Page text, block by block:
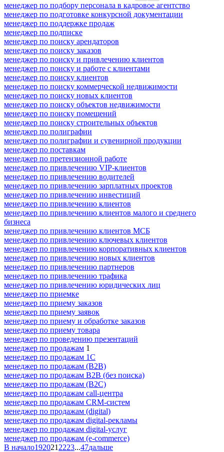
менеджер по подбору персонала в кадровое агентство
менеджер по подготовке конкурсной документации
менеджер по поддержке продаж
менеджер по подписке
менеджер по поиску арендаторов
менеджер по поиску заказов
менеджер по поиску и привлечению клиентов
менеджер по поиску и работе с клиентами
менеджер по поиску клиентов
менеджер по поиску коммерческой недвижимости
менеджер по поиску новых клиентов
менеджер по поиску объектов недвижимости
менеджер по поиску помещений
менеджер по поиску строительных объектов
менеджер по полиграфии
менеджер по полиграфии и сувенирной продукции
менеджер по поставкам
менеджер по претензионной работе
менеджер по привлечению VIP-клиентов
менеджер по привлечению водителей
менеджер по привлечению зарплатных проектов
менеджер по привлечению инвестиций
менеджер по привлечению клиентов
менеджер по привлечению клиентов малого и среднего
бизнеса
менеджер по привлечению клиентов МСБ
менеджер по привлечению ключевых клиентов
менеджер по привлечению корпоративных клиентов
менеджер по привлечению новых клиентов
менеджер по привлечению партнеров
менеджер по привлечению трафика
менеджер по привлечению юридических лиц
менеджер по приемке
менеджер по приему заказов
менеджер по приему заявок
менеджер по приему и обработке заказов
менеджер по приему товара
менеджер по проведению презентаций
менеджер по продажам 1
менеджер по продажам 1С
менеджер по продажам (B2B)
менеджер по продажам B2B (без поиска)
менеджер по продажам (B2C)
менеджер по продажам call-центра
менеджер по продажам CRM-систем
менеджер по продажам (digital)
менеджер по продажам digital-рекламы
менеджер по продажам digital-услуг
менеджер по продажам (e-commerce)
В начало192021 2223...47дальше